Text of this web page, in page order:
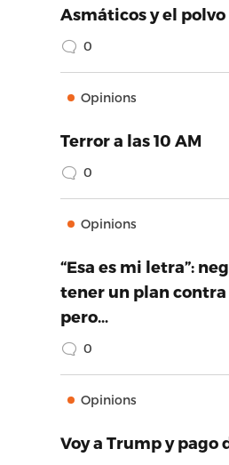
Asmáticos y el polvo
0
Opinions
Terror a las 10 AM
0
Opinions
“Esa es mi letra”:
tener un plan contra
pero…
0
Opinions
Voy a Trump y pago